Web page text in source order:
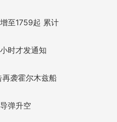
至1759起 累计
时才发通知
袭霍尔木兹船
弹升空